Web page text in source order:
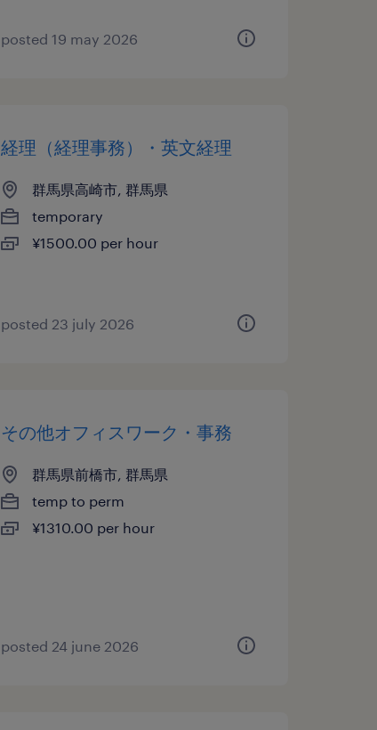
posted 19 may 2026
経理（経理事務）・英文経理
群馬県高崎市, 群馬県
temporary
¥1500.00 per hour
posted 23 july 2026
その他オフィスワーク・事務
群馬県前橋市, 群馬県
temp to perm
¥1310.00 per hour
posted 24 june 2026